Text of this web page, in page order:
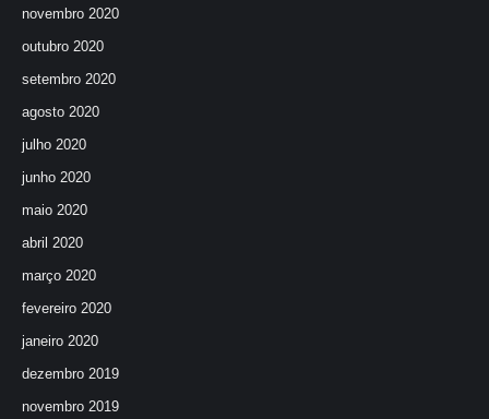
novembro 2020
outubro 2020
setembro 2020
agosto 2020
julho 2020
junho 2020
maio 2020
abril 2020
março 2020
fevereiro 2020
janeiro 2020
dezembro 2019
novembro 2019